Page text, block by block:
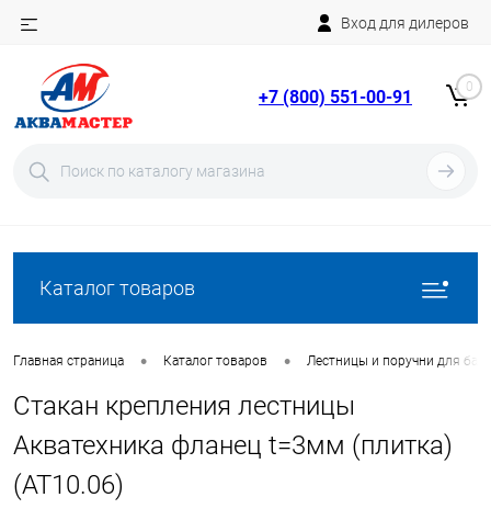
Вход для дилеров
+7 (800) 551-00-91 0
Каталог товаров
Главная страница • Каталог товаров • Лестницы и поручни для
Стакан крепления лестницы
Акватехника фланец t=3мм (плитка)
(AT10.06)